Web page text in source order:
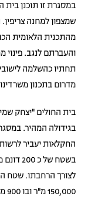
במסגרת זו תוכנן
שמצפון למחנה
מהתכנית הלאומית
והעברתם לנגב. פינוי
תחתיו כהשלמה
מדרום בתכנון
בית החולים "יצחק
בגידולה המהיר.
החקלאות יעביר